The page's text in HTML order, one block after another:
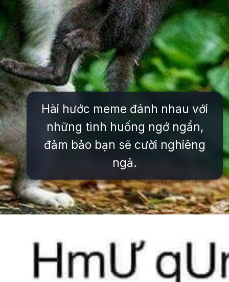
Hài hước meme đánh nhau với
những tình huống ngớ ngẩn,
đảm bảo bạn sẽ cười nghiêng
ngả.